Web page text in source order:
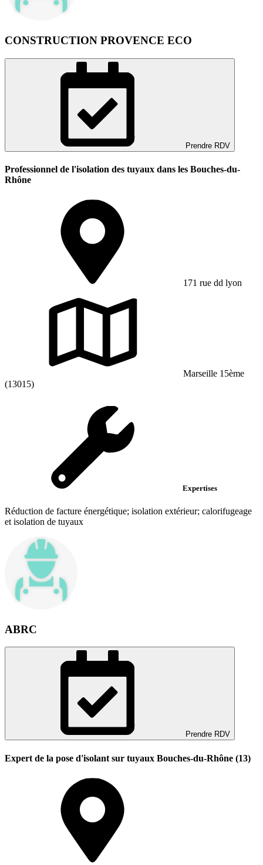
CONSTRUCTION PROVENCE ECO
Prendre RDV
Professionnel de l'isolation des tuyaux dans les Bouches-du-
Rhône
171 rue dd lyon
Marseille 15ème
(13015)
Expertises
Réduction de facture énergétique; isolation extérieur; calorifugeage
et isolation de tuyaux
ABRC
Prendre RDV
Expert de la pose d'isolant sur tuyaux Bouches-du-Rhône (13)